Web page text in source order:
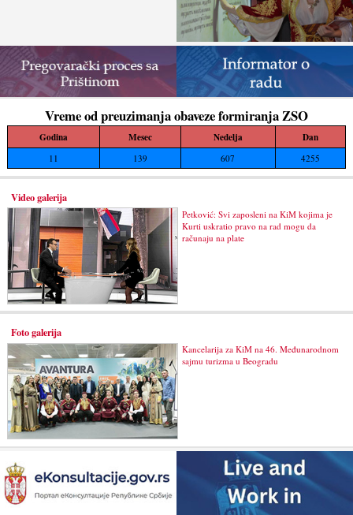
Vreme od preuzimanja obaveze formiranja ZSO
Godina Mesec Nedelja Dan
11 139 607 4255
Video galerija
Petković: Svi zaposleni na KiM kojima je
Kurti uskratio pravo na rad mogu da
računaju na plate
Foto galerija
Kancelarija za KiM na 46. Međunarodnom
sajmu turizma u Beogradu